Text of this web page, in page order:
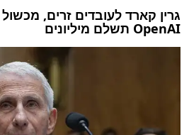
גרין קארד לעובדים זרים,
OpenAI תשלם מיליונים